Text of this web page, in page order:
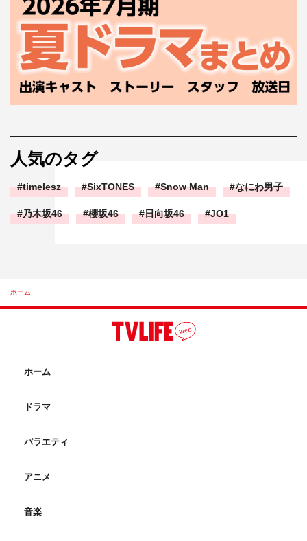
人気のタグ
timelesz SixTONES Snow Man なにわ男子
乃木坂46 櫻坂46 日向坂46 JO1
ホーム
ホーム
ドラマ
バラエティ
アニメ
音楽